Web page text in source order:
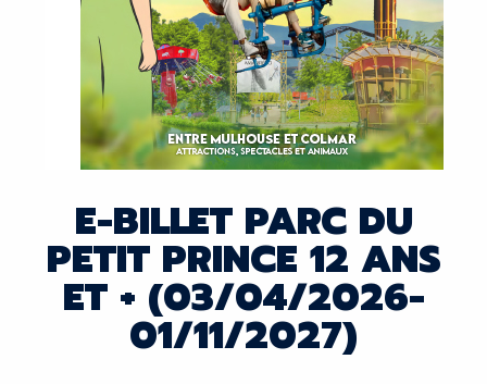
E-BILLET PARC DU
PETIT PRINCE 12 ANS
ET + (03/04/2026-
01/11/2027)